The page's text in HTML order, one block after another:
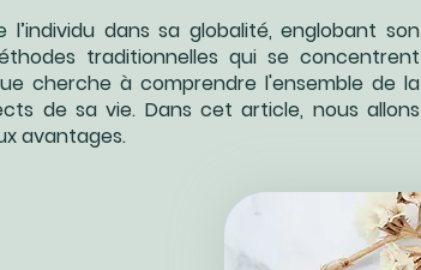
dans sa globalité, englobant son
traditionnelles qui se concentrent
cherche à comprendre l'ensemble de la
de sa vie. Dans cet article, nous allons
avantages.